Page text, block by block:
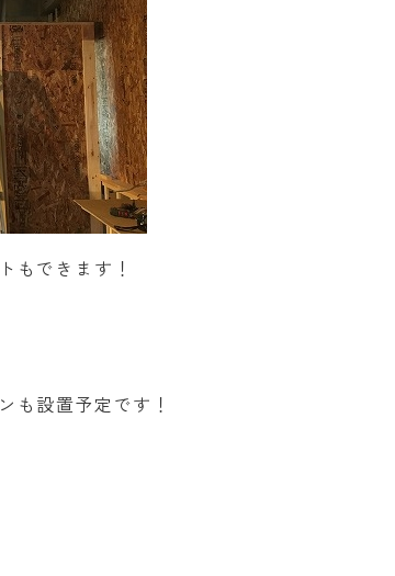
もできます！
も設置予定です！